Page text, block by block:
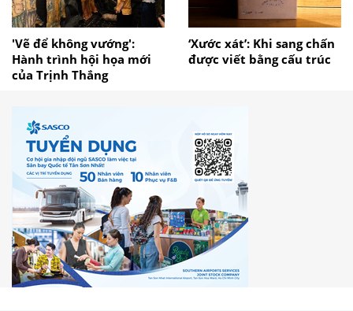
'Vẽ để không vướng':
Hành trình hội họa mới
của Trịnh Thắng
‘Xước xát’: Khi sang chấn
được viết bằng cấu trúc